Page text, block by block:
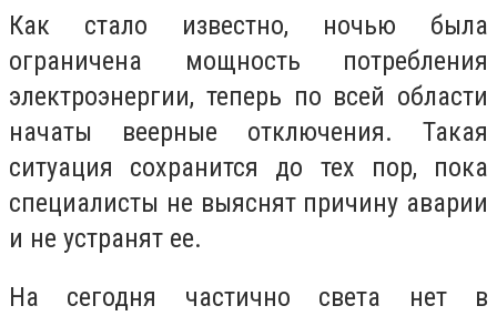
Как стало известно, ночью была
ограничена мощность потребления
электроэнергии, теперь по всей области
начаты веерные отключения. Такая
ситуация сохранится до тех пор, пока
специалисты не выяснят причину аварии
и не устранят ее.
На сегодня частично света нет в